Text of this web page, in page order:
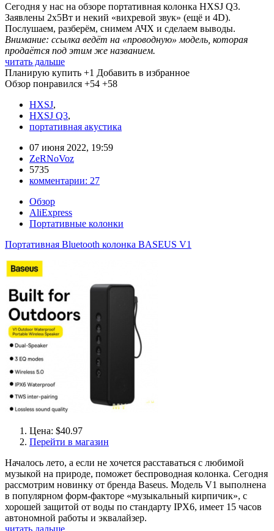
Сегодня у нас на обзоре портативная колонка HXSJ Q3.
Заявлены 2х5Вт и некий «вихревой звук» (ещё и 4D).
Послушаем, разберём, снимем АЧХ и сделаем выводы.
Внимание: ссылка ведёт на «проводную» модель, которая
продаётся под этим же названием.
читать дальше
Планирую купить +1 Добавить в избранное
Обзор понравился +54 +58
HXSJ,
HXSJ Q3,
портативная акустика
07 июня 2022, 19:59
ZeRNoVoz
5735
комментарии: 27
Обзор
AliExpress
Портативные колонки
Портативная Bluetooth колонка BASEUS V1
Цена: $40.97
Перейти в магазин
Началось лето, а если не хочется расставаться с любимой
музыкой на природе, поможет беспроводная колонка. Сегодня
рассмотрим новинку от бренда Baseus. Модель V1 выполнена
в популярном форм-факторе «музыкальный кирпичик», с
хорошей защитой от воды по стандарту IPX6, имеет 15 часов
автономной работы и эквалайзер.
читать дальше